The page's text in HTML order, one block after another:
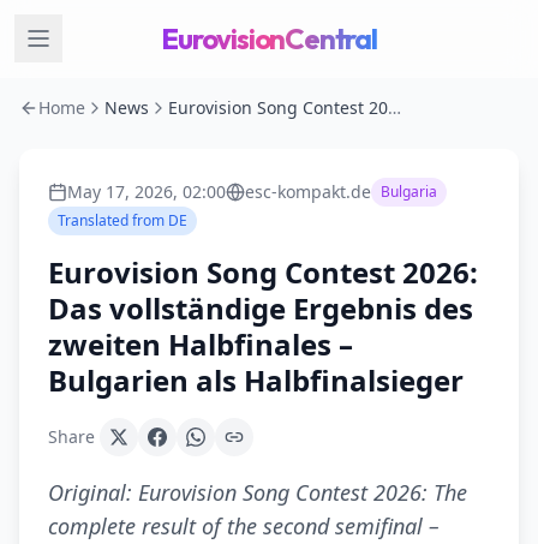
EurovisionCentral
Home News Eurovision Song Contest 2026: Das vollständige Ergebnis des zweiten Halbfinales – Bulgarien als Halbfinalsieger
May 17, 2026, 02:00 esc-kompakt.de Bulgaria
Translated from DE
Eurovision Song Contest 2026:
Das vollständige Ergebnis des
zweiten Halbfinales –
Bulgarien als Halbfinalsieger
Share
Original: Eurovision Song Contest 2026: The
complete result of the second semifinal –